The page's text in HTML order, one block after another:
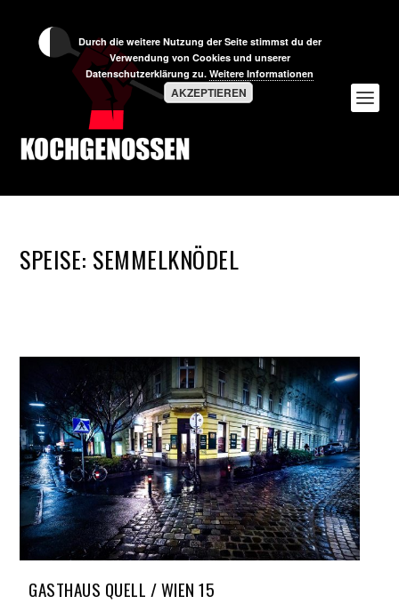
SPEISE: SEMMELKNÖDEL
GASTHAUS QUELL / WIEN 15
Durch die weitere Nutzung der Seite stimmst du der
Verwendung von Cookies und unserer
Datenschutzerklärung zu. Weitere Informationen
AKZEPTIEREN